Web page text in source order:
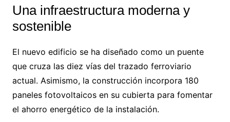
Una infraestructura moderna y
sostenible
El nuevo edificio se ha diseñado como un puente
que cruza las diez vías del trazado ferroviario
actual. Asimismo, la construcción incorpora 180
paneles fotovoltaicos en su cubierta para fomentar
el ahorro energético de la instalación.